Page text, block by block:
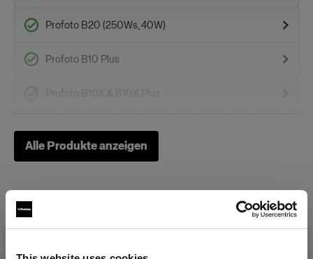
Profoto B20 (250Ws, 40W)
Profoto B10 Plus
Profoto B10X & B10X Plus
Profoto B1
Profoto B30 (500Ws,40W)
Alle Produkte anzeigen